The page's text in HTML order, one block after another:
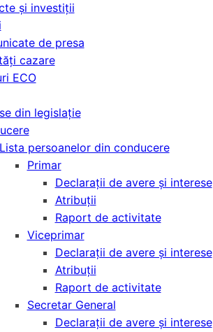
și investiții
de presa
cazare
ECO
din legislație
Lista persoanelor din conducere
Primar
Declarații de avere și interese
Atribuții
Raport de activitate
Viceprimar
Declarații de avere și interese
Atribuții
Raport de activitate
Secretar General
Declarații de avere și interese